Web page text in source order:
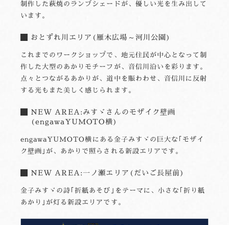
制作した萩焼のランプシェードが、優しい光を生み出して
います。
おとずれ川エリア(雁木広場～河川公園)
これまでのワークショップで、地元住民が中心となって制
作した大型のあかりモチーフが、音信川沿いを彩ります。
点々とつながるあかりが、道中を賑わわせ、音信川に反射
する光もまた美しく感じられます。
NEW AREA:みすゞさんのモザイク壁画
(engawaYUMOTO横)
engawaYUMOTO横にある金子みすゞの巨大な｢モザイ
ク壁画｣が、あかりで照らされる新設エリアです。
NEW AREA:一ノ瀬エリア(だいご長屋前)
金子みすゞの詩｢折紙あそび｣をテーマに、小さな｢折り紙
あかり｣が灯る新設エリアです。